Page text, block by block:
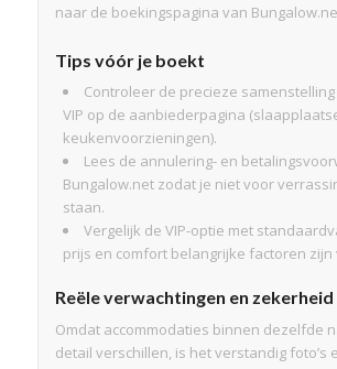
naar de boekingspagina van
Tips vóór je boekt
Controleer de precieze
VIP op de aanbiederpagina
keukenvoorzieningen).
Lees de annulering- en
Bungalow.net zodat je niet voor
staan.
Vergelijk de VIP-optie met
prijs en comfort belangrijke factoren zijn
Reële verwachtingen en zekerheid
Omdat accommodaties binnen dezelfde
detail verschillen, is het verstandig foto’s